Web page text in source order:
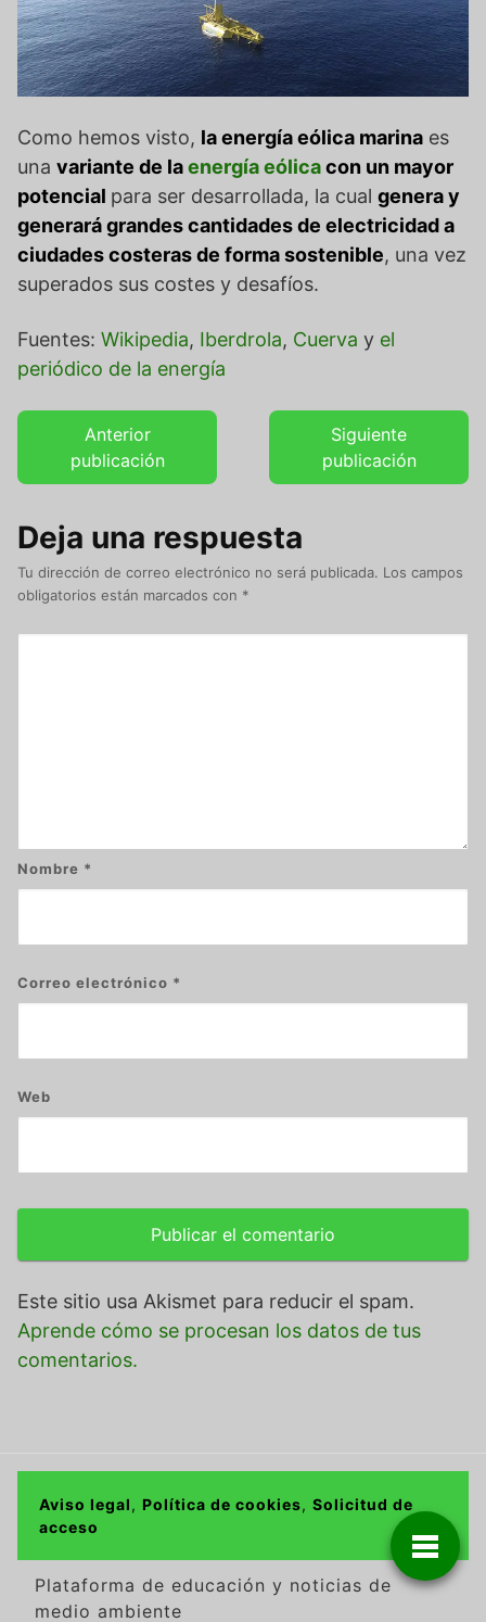
Como hemos visto, la energía eólica marina es
una variante de laenergía eólicacon un mayor
potencial para ser desarrollada, la cual genera y
generará grandes cantidades de electricidad a
ciudades costeras de forma sostenible, una vez
superados sus costes y desafíos.
Fuentes: Wikipedia, Iberdrola, Cuerva y el
periódico de la energía
Anterior
publicación
Siguiente
publicación
Deja una respuesta
Tu dirección de correo electrónico no será publicada. Los campos
obligatorios están marcados con *
Nombre *
Correo electrónico *
Web
Este sitio usa Akismet para reducir el spam.
Aprende cómo se procesan los datos de tus
comentarios.
Aviso legal, Política de cookies, Solicitud de
acceso
Plataforma de educación y noticias de
medio ambiente